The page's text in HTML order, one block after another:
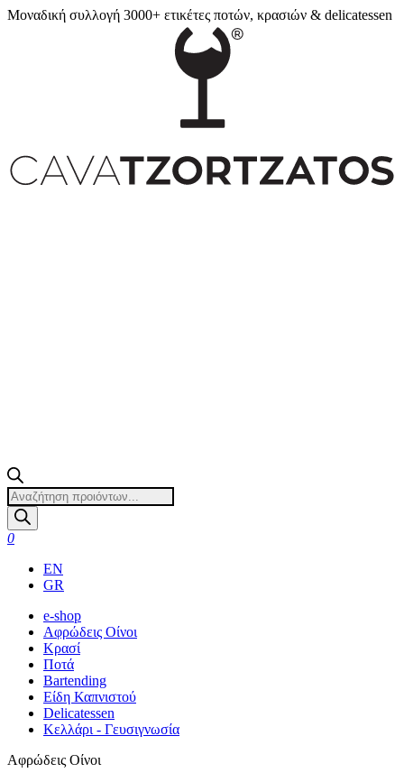
Μοναδική συλλογή 3000+ ετικέτες ποτών, κρασιών & delicatessen
Products
search
0
EN
GR
e-shop
Αφρώδεις Οίνοι
Κρασί
Ποτά
Bartending
Είδη Καπνιστού
Delicatessen
Κελλάρι - Γευσιγνωσία
Αφρώδεις Οίνοι